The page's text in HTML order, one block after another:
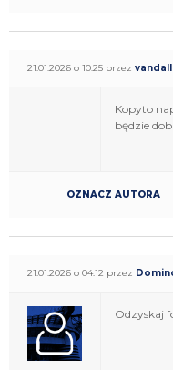
21.01.2026 o 10:25 przez
Kopyto
będzie
OZNACZ AUTORA
21.01.2026 o 04:12 przez
Odzyskaj